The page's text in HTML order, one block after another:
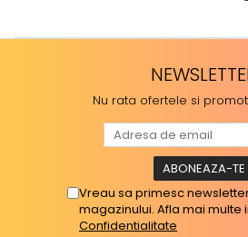
Nu rata ofertele si
Vreau sa primesc
magazinului. Afla mai multe
Confidentialitate